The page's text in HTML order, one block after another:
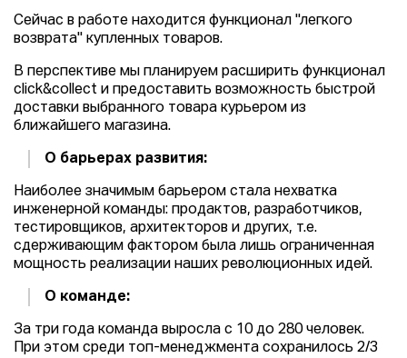
Сейчас в работе находится функционал "легкого
возврата" купленных товаров.
В перспективе мы планируем расширить функционал
click&collect и предоставить возможность быстрой
доставки выбранного товара курьером из
ближайшего магазина.
О барьерах развития:
Наиболее значимым барьером стала нехватка
инженерной команды: продактов, разработчиков,
тестировщиков, архитекторов и других, т.е.
сдерживающим фактором была лишь ограниченная
мощность реализации наших революционных идей.
О команде:
За три года команда выросла с 10 до 280 человек.
При этом среди топ-менеджмента сохранилось 2/3